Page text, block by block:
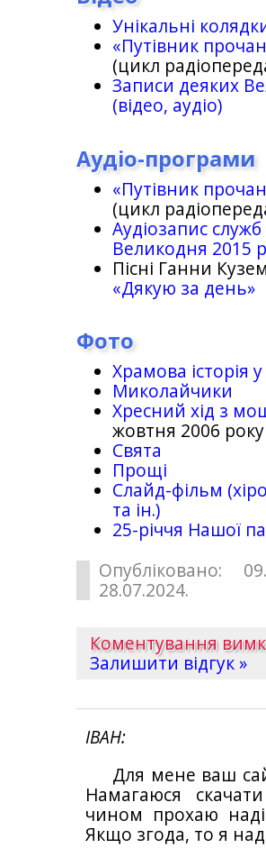
Унікальні
«Путівник
(цикл
Записи деяких
(відео, аудіо)
Аудіо-програми
«Путівник
(цикл
Аудіозапис
Великодня 2015
Пісні Ганни
«Дякую за день»
Фото
Храмова історія
Миколайчики
Хресний хід з
жовтня 2006 року
Свята
Прощі
Слайд-фільм
та ін.)
25-рiччя Нашої
Опубліковано:
28.07.2024.
Коментування
Залишити відгук »
ІВАН
Для мене ваш
Намагаюся
чином прохаю
Якщо згода, то я